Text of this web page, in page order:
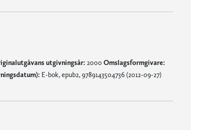
utgivningsår: 2000 Omslagsformgivare:
E-bok, epub2, 9789143504736 (2012-09-27)